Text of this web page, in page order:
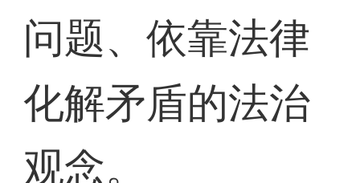
问题、依靠法律
化解矛盾的法治
观念。